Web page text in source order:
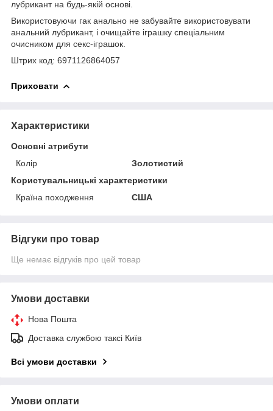
лубрикант на будь-якій основі.
Використовуючи гак анально не забувайте використовувати
анальний лубрикант, і очищайте іграшку спеціальним
очисником для секс-іграшок.
Штрих код: 6971126864057
Приховати
Характеристики
Основні атрибути
Колір
Золотистий
Користувальницькі характеристики
Країна походження
США
Відгуки про товар
Ще немає відгуків про цей товар
Умови доставки
Нова Пошта
Доставка службою таксі Київ
Всі умови доставки
Умови оплати